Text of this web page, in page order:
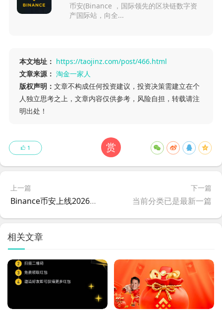
币安(Binance ，国际领先的区块链数字资
产国际站，向全...
本文地址： https://taojinz.com/post/466.html
文章来源： 淘金一家人
版权声明： 文章不构成任何投资建议，投资决策需建立在个
人独立思考之上，文章内容仅供参考，风险自担，转载请注
明出处！
赏
1
上一篇
Binance币安上线2026春节红包活动，最高2026美金，机会不容错过，附详细流程
下一篇
当前分类已是最新一篇
相关文章